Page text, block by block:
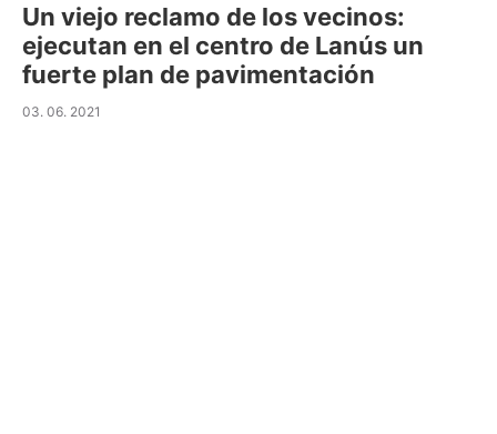
Un viejo reclamo de los vecinos:
ejecutan en el centro de Lanús un
fuerte plan de pavimentación
03. 06. 2021